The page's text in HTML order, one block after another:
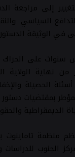
إلى مراجعة
السياسي
الوثيقة الدستورية
سنوات على الحراك
نهاية الولاية
الحصيلة
منظمة تاماينوت
الجنوب للدراسات